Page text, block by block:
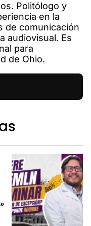
Politólogo y
en la
de comunicación
audiovisual. Es
para
de Ohio.